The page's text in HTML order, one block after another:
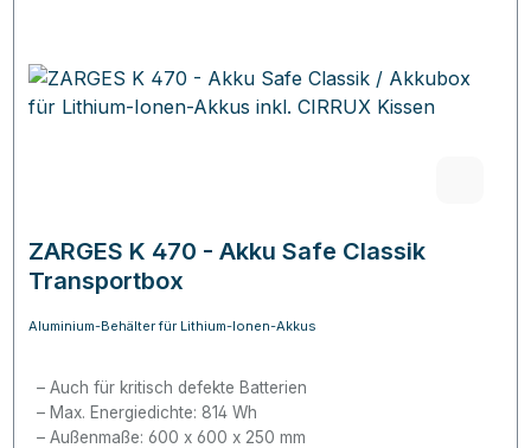
ZARGES K 470 - Akku Safe Classik
Transportbox
Aluminium-Behälter für Lithium-Ionen-Akkus
Auch für kritisch defekte Batterien
Max. Energiedichte: 814 Wh
Außenmaße: 600 x 600 x 250 mm